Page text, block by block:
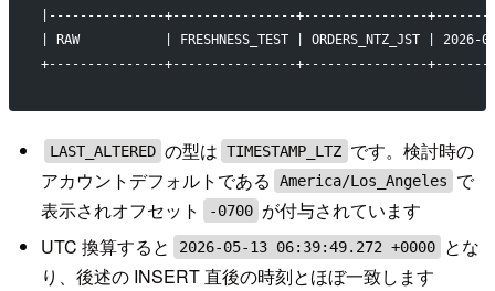
|---------------+----------------+----------------
| RAW           | FRESHNESS_TEST | ORDERS_NTZ_JST |
+---------------+----------------+----------------
LAST_ALTERED の型は TIMESTAMP_LTZ です。検討時の
アカウントデフォルトである
America/Los_Angeles
で
表示されオフセット
-0700 が付与されています
UTC 換算すると
2026-05-13 06:39:49.272 +0000
とな
り、後述の INSERT 直後の時刻とほぼ一致します